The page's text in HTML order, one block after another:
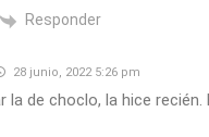
Responder
28 junio, 2022 5:26 pm
la de choclo, la hice recién.